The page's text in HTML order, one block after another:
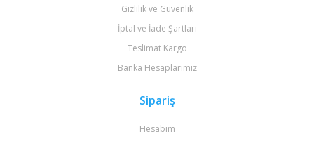
Gizlilik ve Güvenlik
İptal ve İade Şartları
Teslimat Kargo
Banka Hesaplarımız
Sipariş
Hesabım